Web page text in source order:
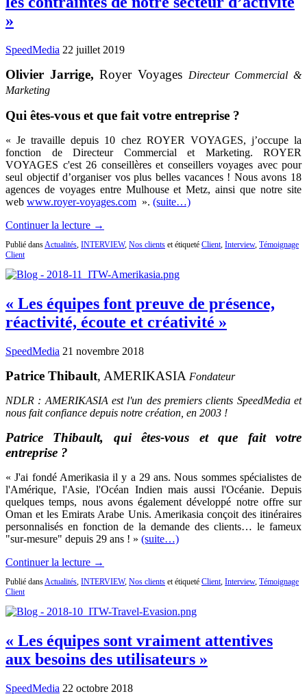
»
SpeedMedia 22 juillet 2019
Olivier Jarrige, Royer Voyages Directeur Commercial &
Marketing
Qui êtes-vous et que fait votre entreprise ?
« Je travaille depuis 10 chez ROYER VOYAGES, j’occupe la
fonction de Directeur Commercial et Marketing. ROYER
VOYAGES c'est 26 conseillères et conseillers voyages avec pour
seul objectif d’organiser vos plus belles vacances ! Nous avons 18
agences de voyages entre Mulhouse et Metz, ainsi que notre site
web www.royer-voyages.com ». (suite…)
Continuer la lecture →
Publié dansActualités, INTERVIEW, Nos clients et étiqueté Client, Interview, Témoignage
Client
« Les équipes font preuve de présence,
réactivité, écoute et créativité »
SpeedMedia 21 novembre 2018
Patrice Thibault, AMERIKASIA Fondateur
NDLR : AMERIKASIA est l'un des premiers clients SpeedMedia et
nous fait confiance depuis notre création, en 2003 !
Patrice Thibault, qui êtes-vous et que fait votre
entreprise ?
« J'ai fondé Amerikasia il y a 29 ans. Nous sommes spécialistes de
l'Amérique, l'Asie, l'Océan Indien mais aussi l'Océanie. Depuis
quelques temps, nous avons également développé notre offre sur
Oman et les Emirats Arabe Unis. Amerikasia conçoit des itinéraires
personnalisés en fonction de la demande des clients… le fameux
"sur-mesure" depuis 29 ans ! » (suite…)
Continuer la lecture →
Publié dansActualités, INTERVIEW, Nos clients et étiqueté Client, Interview, Témoignage
Client
« Les équipes sont vraiment attentives
aux besoins des utilisateurs »
SpeedMedia 22 octobre 2018